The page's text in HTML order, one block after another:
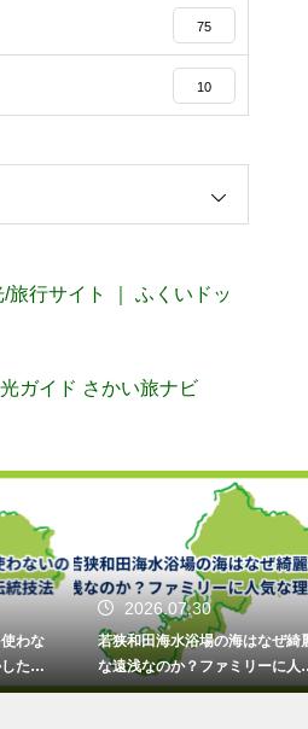
75
10
/旅行サイト ｜ ふくいドッ
ガイド さかい旅ナビ
2026.07.30
若狭和田海水浴場の海はなぜ綺麗
な遠浅なのか？ファミリーに人気
な理由